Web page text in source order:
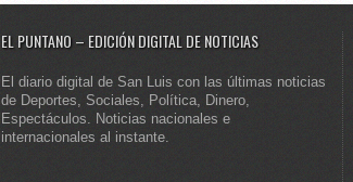
EL PUNTANO – EDICIÓN DIGITAL DE NOTICIAS
El diario digital de San Luis con las últimas noticias
de Deportes, Sociales, Política, Dinero,
Espectáculos. Noticias nacionales e
internacionales al instante.